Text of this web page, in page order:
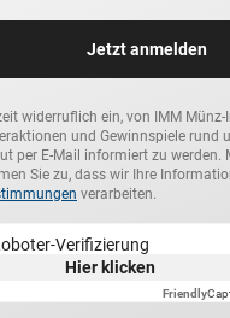
Jetzt anmelden
widerruflich ein, von IMM
und Gewinnspiele rund
per E-Mail informiert zu werden.
Sie zu, dass wir Ihre
verarbeiten.
Verifizierung
Hier klicken
Friendly